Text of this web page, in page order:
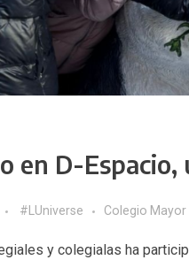
en D-
#LUniverse Colegio Mayor
y colegialas ha